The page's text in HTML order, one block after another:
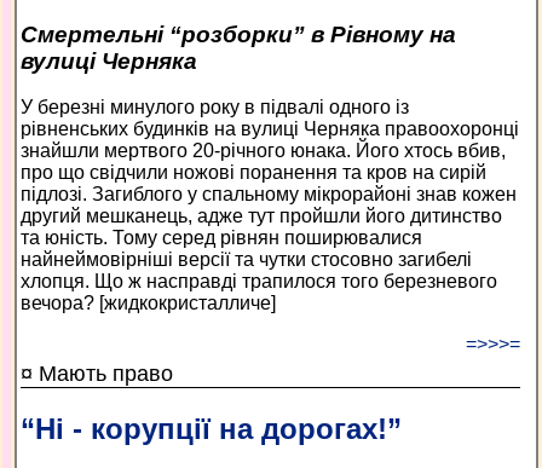
Смертельні “розборки” в Рівному на
вулиці Черняка
У березні минулого року в підвалі одного із
рівненських будинків на вулиці Черняка правоохоронці
знайшли мертвого 20-річного юнака. Його хтось вбив,
про що свідчили ножові поранення та кров на сирій
підлозі. Загиблого у спальному мікрорайоні знав кожен
другий мешканець, адже тут пройшли його дитинство
та юність. Тому серед рівнян поширювалися
найнеймовірніші версії та чутки стосовно загибелі
хлопця. Що ж насправді трапилося того березневого
вечора? [жидкокристалличе]
=>>>=
¤ Мають право
“Ні - корупції на дорогах!”